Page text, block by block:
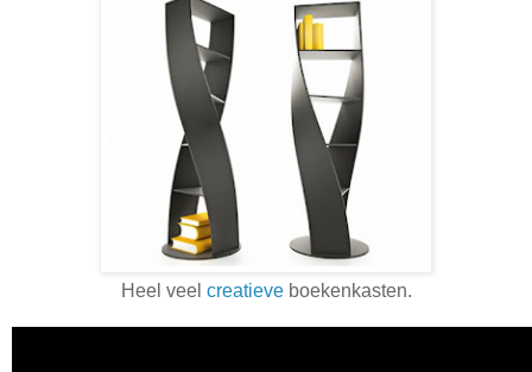
Heel veel creatieveboekenkasten.